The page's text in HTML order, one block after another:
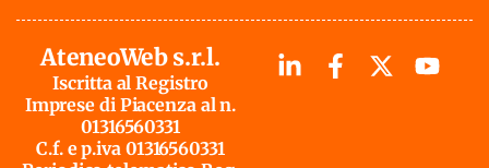
AteneoWeb s.r.l.
Iscritta al Registro
Imprese di Piacenza al n.
01316560331
C.f. e p.iva 01316560331